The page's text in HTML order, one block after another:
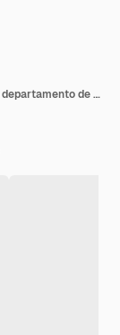
Mulher morena positiva segurando coco no departamento de frutas do supermercado